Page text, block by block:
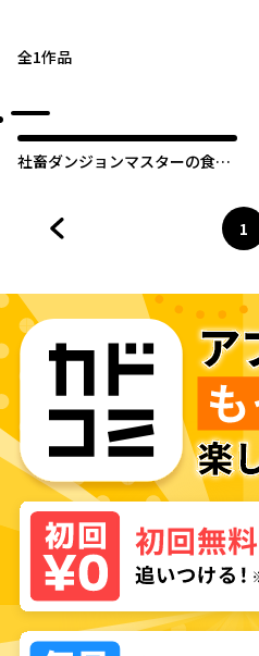
全1作品
社畜ダンジョンマスターの食堂
ペ
1
へ